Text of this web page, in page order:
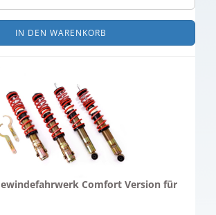
IN DEN WARENKORB
Comfort Version für